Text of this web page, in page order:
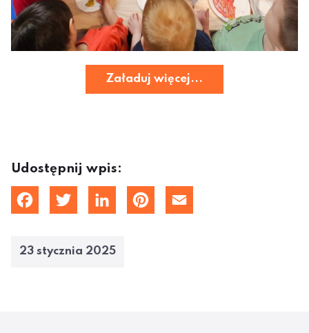
Załaduj więcej...
Udostępnij wpis:
TwitterLinkedInPinterestEmail
23 stycznia 2025